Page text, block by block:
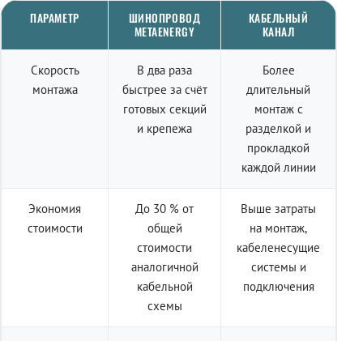
ПАРАМЕТР
ШИНОПРОВОД
METAENERGY
КАБЕЛЬНЫЙ
КАНАЛ
Скорость
монтажа
В два раза
быстрее за счёт
готовых секций
и крепежа
Более
длительный
монтаж с
разделкой и
прокладкой
каждой линии
Экономия
стоимости
До 30 % от
общей
стоимости
аналогичной
кабельной
схемы
Выше затраты
на монтаж,
кабеленесущие
системы и
подключения